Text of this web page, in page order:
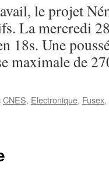
le projet
La mercredi
18s. Une
maximale de
CNES, Electronique, Fusex,